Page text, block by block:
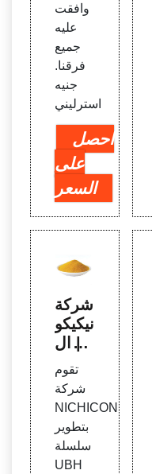
وافقت
عليه
جميع
فرقنا.
جنيه
استرليني
احصل
على
السعر
شركة
نيكيكو
ن | ال
الرئي
سية
تقوم
شركة
NICHICON
بتطوير
سلسلة
UBH